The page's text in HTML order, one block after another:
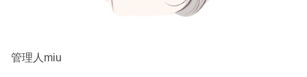
管理人miu